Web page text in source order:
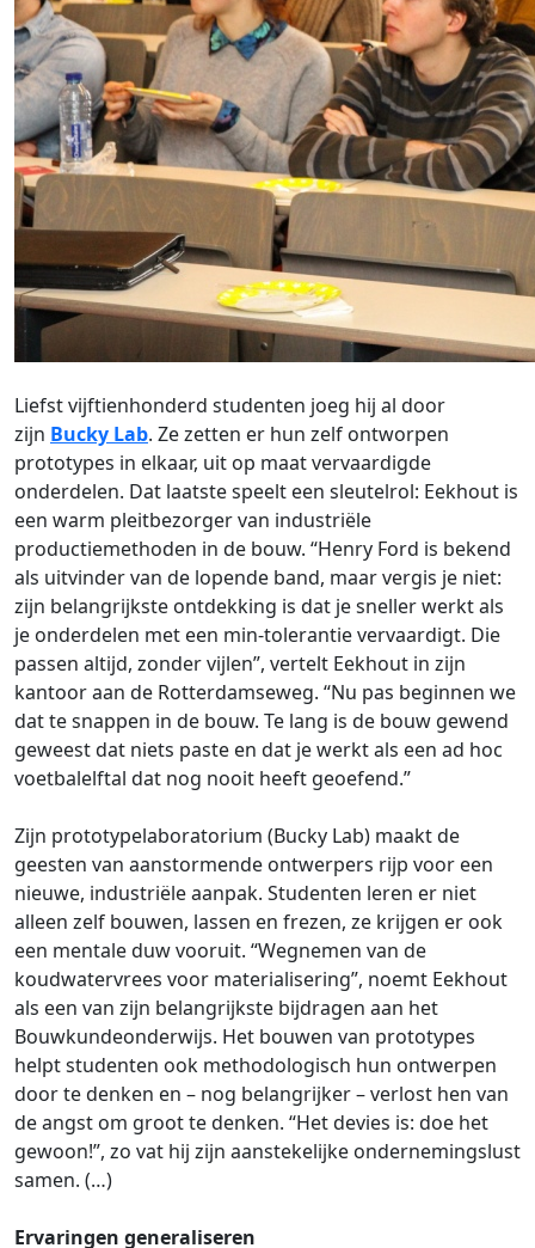
Liefst vijftienhonderd studenten joeg hij al door
zijn Bucky Lab. Ze zetten er hun zelf ontworpen
prototypes in elkaar, uit op maat vervaardigde
onderdelen. Dat laatste speelt een sleutelrol: Eekhout is
een warm pleitbezorger van industriële
productiemethoden in de bouw. “Henry Ford is bekend
als uitvinder van de lopende band, maar vergis je niet:
zijn belangrijkste ontdekking is dat je sneller werkt als
je onderdelen met een min-tolerantie vervaardigt. Die
passen altijd, zonder vijlen”, vertelt Eekhout in zijn
kantoor aan de Rotterdamseweg. “Nu pas beginnen we
dat te snappen in de bouw. Te lang is de bouw gewend
geweest dat niets paste en dat je werkt als een ad hoc
voetbalelftal dat nog nooit heeft geoefend.”
Zijn prototypelaboratorium (Bucky Lab) maakt de
geesten van aanstormende ontwerpers rijp voor een
nieuwe, industriële aanpak. Studenten leren er niet
alleen zelf bouwen, lassen en frezen, ze krijgen er ook
een mentale duw vooruit. “Wegnemen van de
koudwatervrees voor materialisering”, noemt Eekhout
als een van zijn belangrijkste bijdragen aan het
Bouwkundeonderwijs. Het bouwen van prototypes
helpt studenten ook methodologisch hun ontwerpen
door te denken en – nog belangrijker – verlost hen van
de angst om groot te denken. “Het devies is: doe het
gewoon!”, zo vat hij zijn aanstekelijke ondernemingslust
samen. (…)
Ervaringen generaliseren